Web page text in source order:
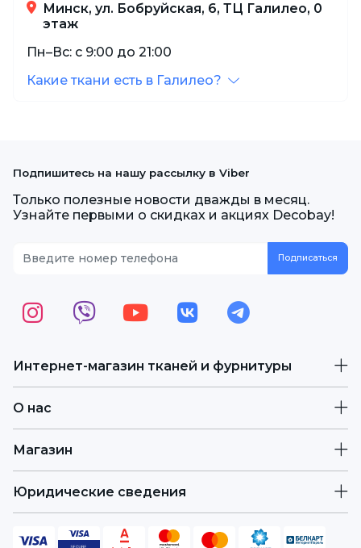
Минск, ул. Бобруйская, 6, ТЦ Галилео, 0
этаж
Пн–Вс: с 9:00 до 21:00
Какие ткани есть в Галилео?
Интернет-магазин тканей и фурнитуры
О нас
Магазин
Юридические сведения
Подпишитесь на нашу рассылку в Viber
Только полезные новости дважды в месяц.
Узнайте первыми о скидках и акциях Decobay!